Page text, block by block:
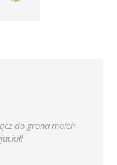
do grona moich